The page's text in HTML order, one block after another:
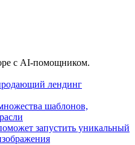
с AI-помощником.
лендинг
шаблонов,
запустить уникальный